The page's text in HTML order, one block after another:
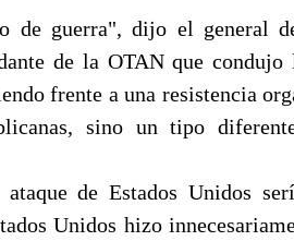
de guerra", dijo el general
de la OTAN que
frente a una resistencia
sino un tipo
de Estados Unidos
Unidos hizo